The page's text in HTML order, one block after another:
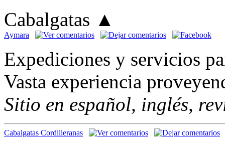
Cabalgatas ▲
Aymara
Expediciones y servicios
Vasta experiencia
Sitio en español, inglés,
Cabalgatas Cordilleranas